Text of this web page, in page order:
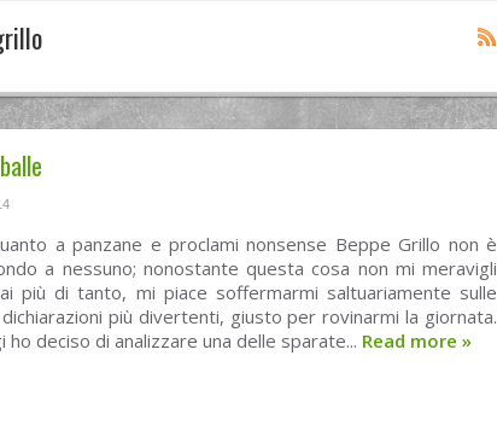
a panzane e proclami nonsense Beppe Grillo non è
a nessuno; nonostante questa cosa non mi meravigli
più di tanto, mi piace soffermarmi saltuariamente sulle
più divertenti, giusto per rovinarmi la giornata.
ho deciso di analizzare una delle sparate... Read more »